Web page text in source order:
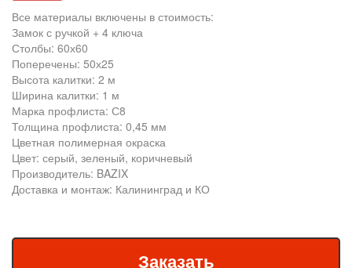
Все материалы включены в стоимость:
Замок с ручкой + 4 ключа
Столбы: 60х60
Поперечены: 50х25
Высота калитки: 2 м
Ширина калитки: 1 м
Марка профлиста: С8
Толщина профлиста: 0,45 мм
Цветная полимерная окраска
Цвет: серый, зеленый, коричневый
Производитель: BAZIX
Доставка и монтаж: Калининград и КО